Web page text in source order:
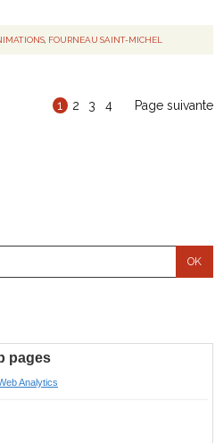
, FOURNEAU SAINT-MICHEL
1 2 3 4 Page suivante